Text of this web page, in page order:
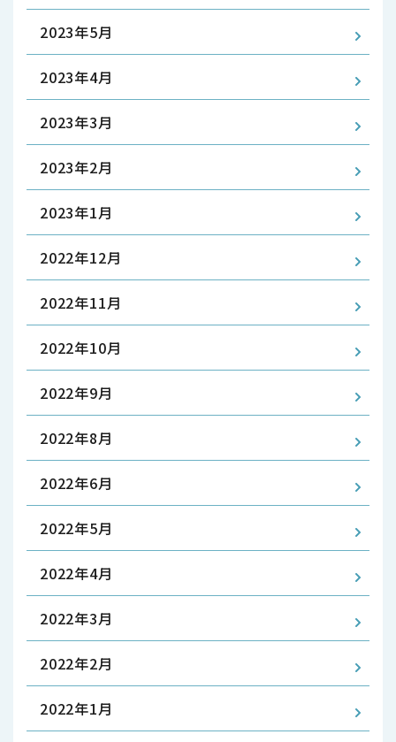
2023年5月
2023年4月
2023年3月
2023年2月
2023年1月
2022年12月
2022年11月
2022年10月
2022年9月
2022年8月
2022年6月
2022年5月
2022年4月
2022年3月
2022年2月
2022年1月